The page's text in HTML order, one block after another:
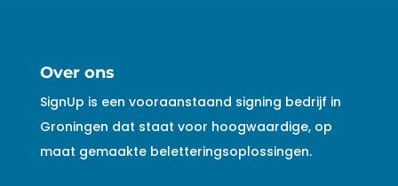
Over ons
SignUp is een vooraanstaand signing bedrijf in
Groningen dat staat voor hoogwaardige, op
maat gemaakte beletteringsoplossingen.